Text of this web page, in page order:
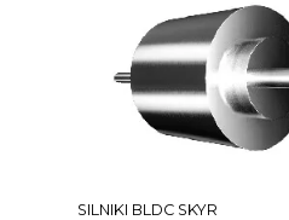
SILNIKI BLDC SKYR